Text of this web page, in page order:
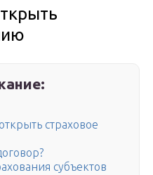
страховое
субъектов